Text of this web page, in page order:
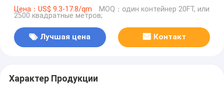
Цена：US$ 9.3-17.8/qm MOQ：один контейнер 20FT, или
2500 квадратные метров;
Лучшая цена Контакт
Характер Продукции